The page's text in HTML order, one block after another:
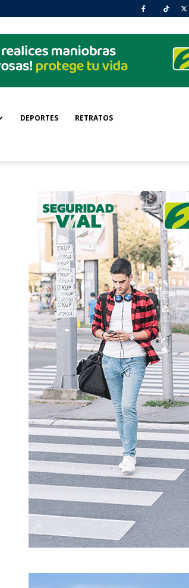
DEPORTES RETRATOS